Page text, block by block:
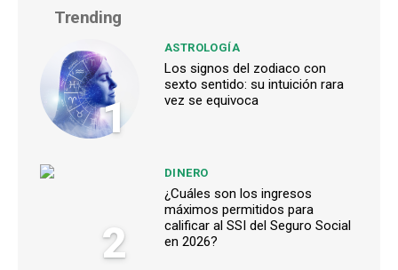
Trending
1
ASTROLOGÍA
Los signos del zodiaco con
sexto sentido: su intuición rara
vez se equivoca
2
DINERO
¿Cuáles son los ingresos
máximos permitidos para
calificar al SSI del Seguro Social
en 2026?